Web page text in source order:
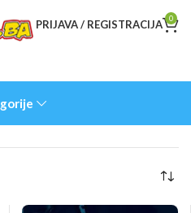
PRIJAVA / REGISTRACIJA 0